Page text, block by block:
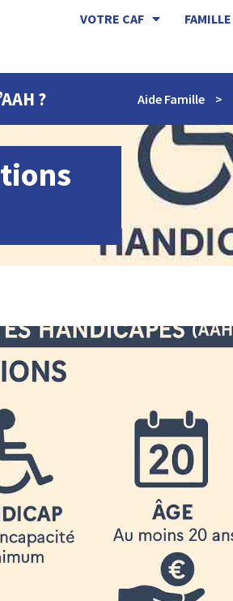
VOTRE CAF FAMILLE
? Aide Famille >